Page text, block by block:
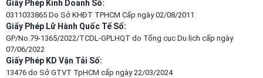
Giấy Phép Kinh Doanh Số:
0311033865 Do Sở KHĐT TPHCM Cấp ngày 02/08/2011
Giấy Phép Lữ Hành Quốc Tế Số:
GP/No.79-1365/2022/TCDL-GPLHQT do Tổng cục Du lịch cấp ngày
07/06/2022
Giấy Phép KD Vận Tải Số:
13476 do Sở GTVT TpHCM cấp ngày 22/03/2024